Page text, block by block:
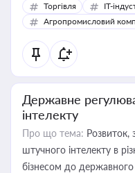
Торгівля
IT-
Агропромисловий
Державне
інтелекту
Про що тема: Розвиток,
штучного інтелекту в
бізнесом до державного